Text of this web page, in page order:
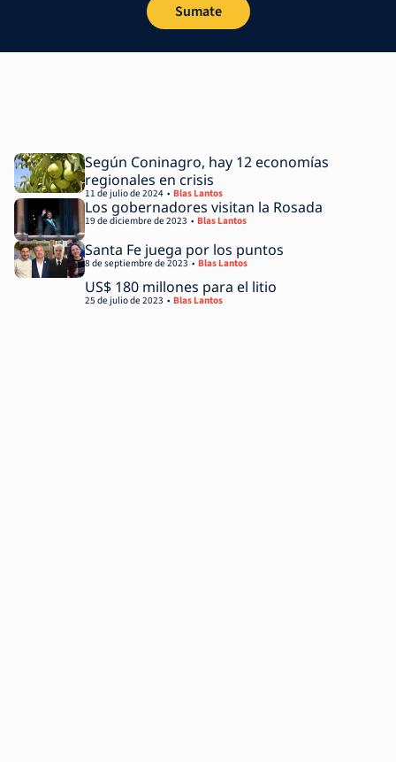
Sumate
Según Coninagro, hay 12 economías
regionales en crisis
Blas Lantos
11 de julio de 2024
Los gobernadores visitan la Rosada
Blas Lantos
19 de diciembre de 2023
Santa Fe juega por los puntos
Blas Lantos
8 de septiembre de 2023
US$ 180 millones para el litio
Blas Lantos
25 de julio de 2023